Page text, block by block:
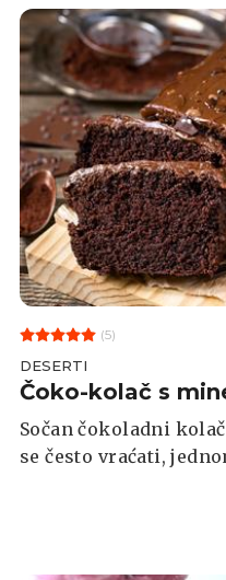
voćem ili kuglicom
(5)
DESERTI
Čoko-kolač s
Sočan čokoladni
se često vraćati,